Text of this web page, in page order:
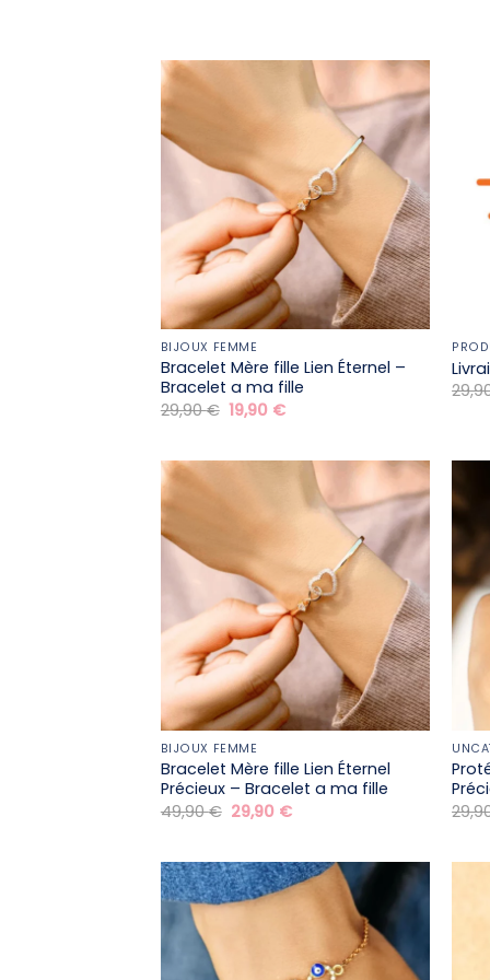
BIJOUX FEMME
Bracelet Mère fille​ Lien Éternel –
Bracelet a ma fille
29,90€ Le
prix
19,90 €Le
19,90 €.
BIJOUX FEMME
Bracelet Mère fille​ Lien Éternel
Précieux – Bracelet a ma fille
49,90€ Le
prix
49,90 €.
29,90 €Le
29,90 €.